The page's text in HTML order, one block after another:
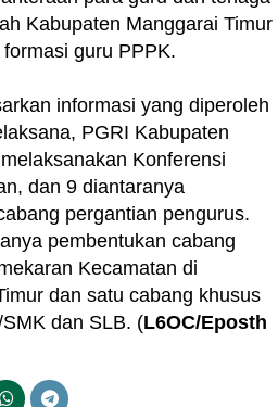
Kabupaten Manggarai Timur
guru PPPK.
informasi yang diperoleh
PGRI Kabupaten
Konferensi
dan 9 diantaranya
pergantian pengurus.
pembentukan cabang
Kecamatan di
dan satu cabang khusus
dan SLB. (L6OC/Eposth